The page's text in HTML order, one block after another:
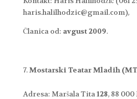
haris.halilhodzic@gmail.com),
Članica od: avgust 2009.
Mostarski Teatar Mladih
Adresa: Maršala Tita128, 88